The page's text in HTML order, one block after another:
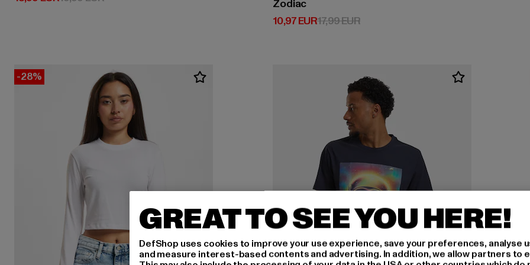
Zodiac
10,97 EUR
Derzeitiger Preis: 10,97 EUR
17,99 EURAktionspreis: 17,99 EUR
-28%
GREAT TO SEE YOU HERE!
DefShop uses cookies to improve your use experience, save your preferences, analyse
and measure interest-based contents and advertising. In addition, we allow partners to